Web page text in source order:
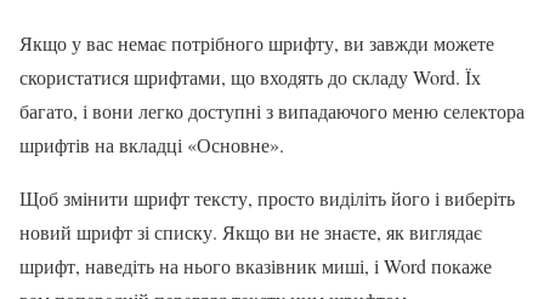
Якщо у вас немає потрібного шрифту, ви завжди можете
скористатися шрифтами, що входять до складу Word. Їх
багато, і вони легко доступні з випадаючого меню селектора
шрифтів на вкладці «Основне».
Щоб змінити шрифт тексту, просто виділіть його і виберіть
новий шрифт зі списку. Якщо ви не знаєте, як виглядає
шрифт, наведіть на нього вказівник миші, і Word покаже